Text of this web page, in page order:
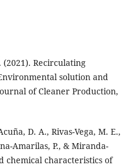
Recirculating
solution and
of Cleaner Production,
D. A., Rivas-Vega, M. E.,
Amarilas, P., & Miranda-
chemical characteristics of